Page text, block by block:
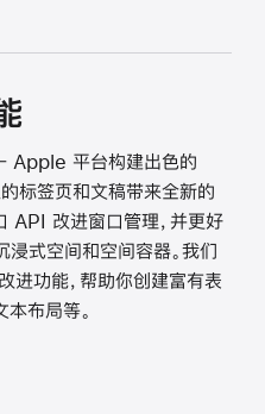
Apple 平台构建出色的
标签页和文稿带来全新的
API 改进窗口管理，并更好
式空间和空间容器。我们
进功能，帮助你创建富有表
布局等。